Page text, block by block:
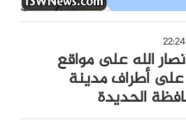
الله على مواقع
أطراف مدينة
الحديدة